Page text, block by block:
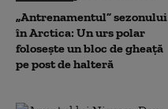
„Antrenamentul” sezonului
în Arctica: Un urs polar
folosește un bloc de gheață
pe post de halteră